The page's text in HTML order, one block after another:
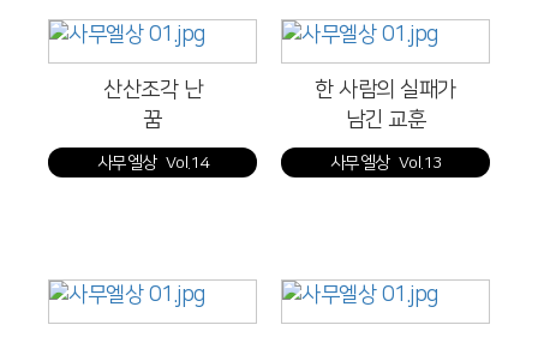
산산조각 난
꿈
사무엘상 Vol.14
한 사람의 실패가
남긴 교훈
사무엘상 Vol.13